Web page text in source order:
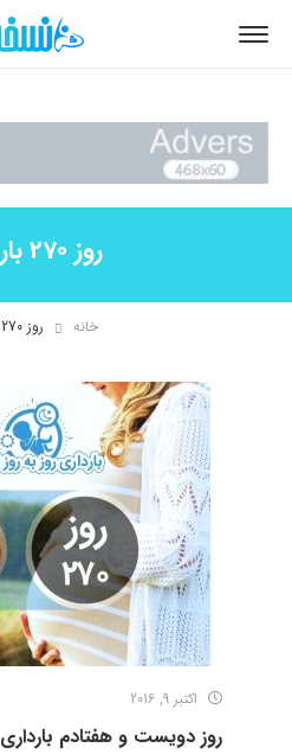
روز 270 بارداری
خانه روز 270 بارداری
اکتبر 9, 2016
روز دویست و هفتادم بارداری